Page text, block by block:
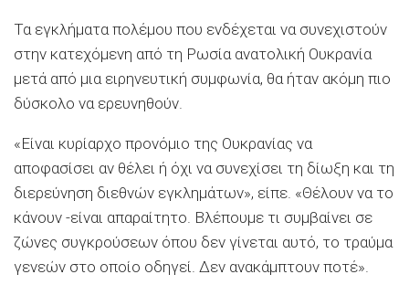
Τα εγκλήματα πολέμου που ενδέχεται να συνεχιστούν
στην κατεχόμενη από τη Ρωσία ανατολική Ουκρανία
μετά από μια ειρηνευτική συμφωνία, θα ήταν ακόμη πιο
δύσκολο να ερευνηθούν.
«Είναι κυρίαρχο προνόμιο της Ουκρανίας να
αποφασίσει αν θέλει ή όχι να συνεχίσει τη δίωξη και τη
διερεύνηση διεθνών εγκλημάτων», είπε. «Θέλουν να το
κάνουν -είναι απαραίτητο. Βλέπουμε τι συμβαίνει σε
ζώνες συγκρούσεων όπου δεν γίνεται αυτό, το τραύμα
γενεών στο οποίο οδηγεί. Δεν ανακάμπτουν ποτέ».